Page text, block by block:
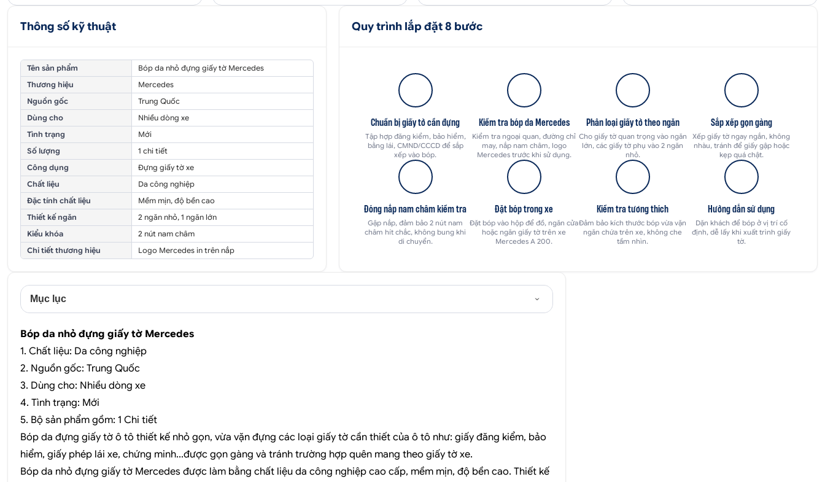
Thông số kỹ thuật
Tên sản phẩm
Bóp da nhỏ đựng giấy tờ Mercedes
Thương hiệu
Mercedes
Nguồn gốc
Trung Quốc
Dùng cho
Nhiều dòng xe
Tình trạng
Mới
Số lượng
1 chi tiết
Công dụng
Đựng giấy tờ xe
Chất liệu
Da công nghiệp
Đặc tính chất liệu
Mềm mịn, độ bền cao
Thiết kế ngăn
2 ngăn nhỏ, 1 ngăn lớn
Kiểu khóa
2 nút nam châm
Chi tiết thương hiệu
Logo Mercedes in trên nắp
Quy trình lắp đặt 8 bước
Chuẩn bị giấy tờ cần đựng
Tập hợp đăng kiểm, bảo hiểm,
bằng lái, CMND/CCCD để sắp
xếp vào bóp.
Kiểm tra bóp da Mercedes
Kiểm tra ngoại quan, đường chỉ
may, nắp nam châm, logo
Mercedes trước khi sử dụng.
Phân loại giấy tờ theo ngăn
Cho giấy tờ quan trọng vào ngăn
lớn, các giấy tờ phụ vào 2 ngăn
nhỏ.
Sắp xếp gọn gàng
Xếp giấy tờ ngay ngắn, không
nhàu, tránh để giấy gập hoặc
kẹp quá chật.
Đóng nắp nam châm kiểm tra
Gập nắp, đảm bảo 2 nút nam
châm hít chắc, không bung khi
di chuyển.
Đặt bóp trong xe
Đặt bóp vào hộp để đồ, ngăn cửa
hoặc ngăn giấy tờ trên xe
Mercedes A 200.
Kiểm tra tương thích
Đảm bảo kích thước bóp vừa vặn
ngăn chứa trên xe, không che
tầm nhìn.
Hướng dẫn sử dụng
Dặn khách để bóp ở vị trí cố
định, dễ lấy khi xuất trình giấy
tờ.
Mục lục
Bóp da nhỏ đựng giấy tờ Mercedes
1. Chất liệu: Da công nghiệp
2. Nguồn gốc: Trung Quốc
3. Dùng cho: Nhiều dòng xe
4. Tình trạng: Mới
5. Bộ sản phẩm gồm: 1 Chi tiết
Bóp da đựng giấy tờ ô tô thiết kế nhỏ gọn, vừa vặn đựng các loại giấy tờ cần thiết của ô tô như: giấy đăng kiểm, bảo
hiểm, giấy phép lái xe, chứng minh...được gọn gàng và tránh trường hợp quên mang theo giấy tờ xe.
Bóp da nhỏ đựng giấy tờ Mercedes được làm bằng chất liệu da công nghiệp cao cấp, mềm mịn, độ bền cao. Thiết kế